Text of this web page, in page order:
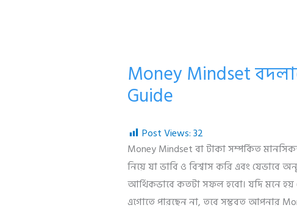
Money Mindset
Guide
Post Views:32
Money Mindset বা টাকা সম্পর্কিত
নিয়ে যা ভাবি ও বিশ্বাস করি এবং যেভাবে
আর্থিকভাবে কতটা সফল হবো। যদি মনে হয়
এগোতে পারছেন না, তবে সম্ভবত আপনার